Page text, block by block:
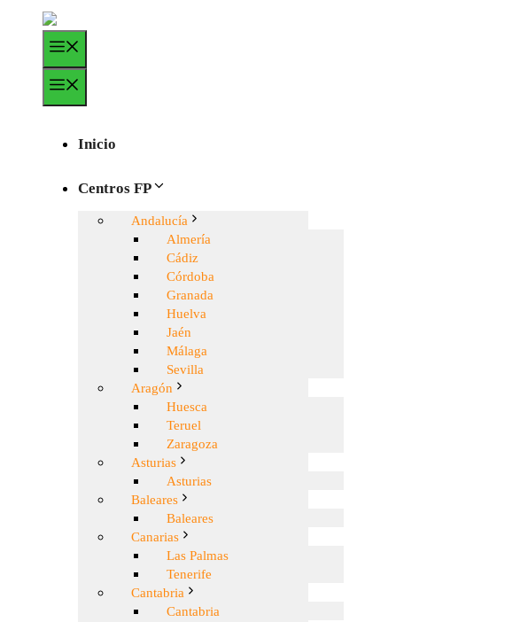
Saltar
contenido
Inicio
Centros FP
Andalucía
Almería
Cádiz
Córdoba
Granada
Huelva
Jaén
Málaga
Sevilla
Aragón
Huesca
Teruel
Zaragoza
Asturias
Asturias
Baleares
Baleares
Canarias
Las Palmas
Tenerife
Cantabria
Cantabria